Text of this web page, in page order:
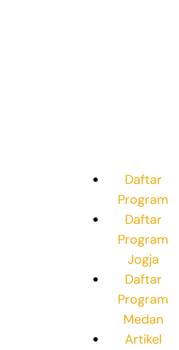
Daftar
Program
Daftar
Program
Jogja
Daftar
Program
Medan
Artikel